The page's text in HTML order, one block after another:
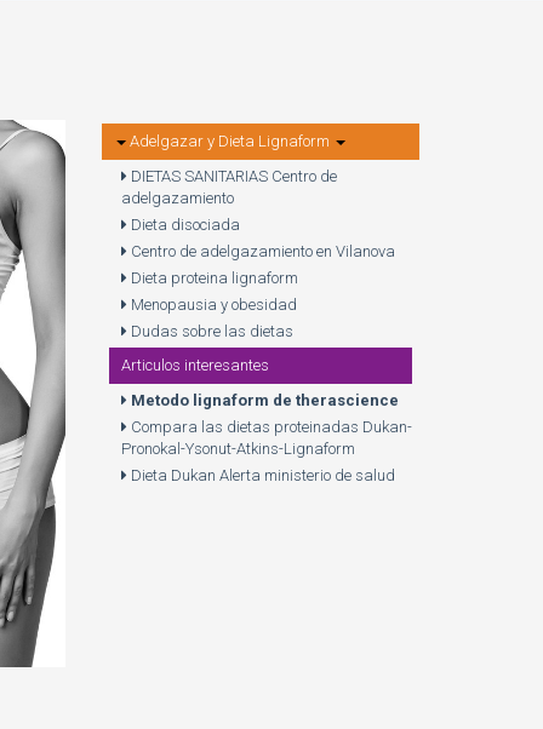
Adelgazar y Dieta Lignaform
DIETAS SANITARIAS Centro de
adelgazamiento
Dieta disociada
Centro de adelgazamiento en Vilanova
Dieta proteina lignaform
Menopausia y obesidad
Dudas sobre las dietas
Articulos interesantes
Metodo lignaform de therascience
Compara las dietas proteinadas Dukan-
Pronokal-Ysonut-Atkins-Lignaform
Dieta Dukan Alerta ministerio de salud